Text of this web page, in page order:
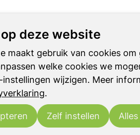
deze website
maakt gebruik van cookies
welke cookies we
wijzigen. Meer
.
Zelf instellen
Parkinsonismen
Parkinson Cafés Over Wet
Ondersteuning (Wmo)
14:30 - 16:30 Parkinson Café
Maatschappelijk
Café Warnsveld
hun partners,
wij een gastspreker uit.